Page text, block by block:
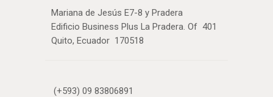
Mariana de Jesús E7-8 y Pradera
Edificio Business Plus La Pradera. Of 401
Quito, Ecuador 170518
(+593) 09 83806891